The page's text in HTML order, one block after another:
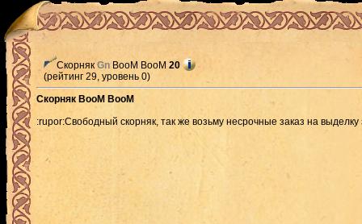
СкорнякGn BooM BooM 20
(рейтинг 29, уровень 0)
Скорняк BooM BooM
:rupor:Свободный скорняк, так же возьму несрочные заказ на